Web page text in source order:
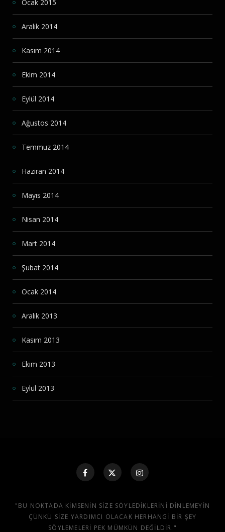
Ocak 2015
Aralık 2014
Kasım 2014
Ekim 2014
Eylül 2014
Ağustos 2014
Temmuz 2014
Haziran 2014
Mayıs 2014
Nisan 2014
Mart 2014
Şubat 2014
Ocak 2014
Aralık 2013
Kasım 2013
Ekim 2013
Eylül 2013
"BU NOKTADA KIMSENIN SIZE SÖYLEDIKLERINI DINLEMEYIN
ÇÜNKÜ SIZE YARDIMCI OLACAK HERHANGI BIR ŞEY
SÖYLEMELERI PEK MÜMKÜN DEĞILDIR."